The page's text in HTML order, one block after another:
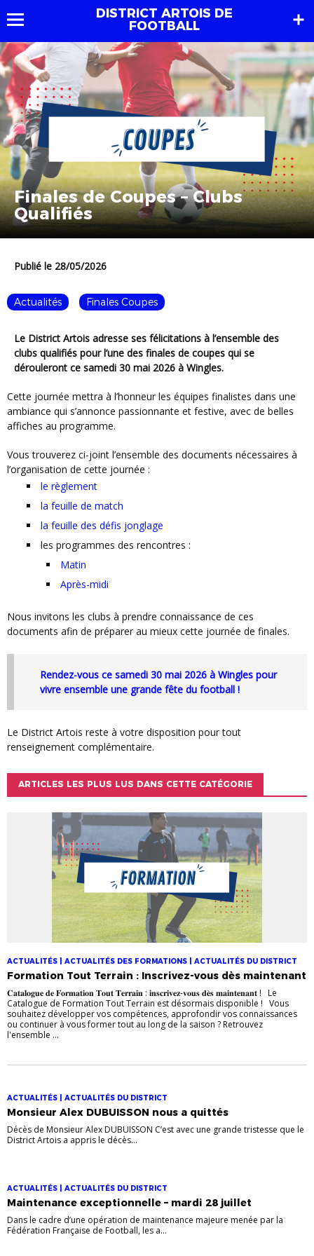
DISTRICT ARTOIS DE
FOOTBALL
Finales de Coupes – Clubs
Qualifiés
Publié le 28/05/2026
Actualités Finales Coupes
Le District Artois adresse ses félicitations à l’ensemble des
clubs qualifiés pour l’une des finales de coupes qui se
dérouleront ce samedi 30 mai 2026 à Wingles.
Cette journée mettra à l’honneur les équipes finalistes dans une
ambiance qui s’annonce passionnante et festive, avec de belles
affiches au programme.
Vous trouverez ci-joint l’ensemble des documents nécessaires à
l’organisation de cette journée :
le règlement
la feuille de match
la feuille des défis jonglage
les programmes des rencontres :
Matin
Après-midi
Nous invitons les clubs à prendre connaissance de ces
documents afin de préparer au mieux cette journée de finales.
Rendez-vous ce samedi 30 mai 2026 à Wingles pour
vivre ensemble une grande fête du football !
Le District Artois reste à votre disposition pour tout
renseignement complémentaire.
ARTICLES LES PLUS LUS DANS CETTE CATÉGORIE
ACTUALITÉS | ACTUALITÉS DES FORMATIONS | ACTUALITÉS DU DISTRICT
Formation Tout Terrain : Inscrivez-vous dès maintenant
𝐂𝐚𝐭𝐚𝐥𝐨𝐠𝐮𝐞 𝐝𝐞 𝐅𝐨𝐫𝐦𝐚𝐭𝐢𝐨𝐧 𝐓𝐨𝐮𝐭 𝐓𝐞𝐫𝐫𝐚𝐢𝐧 : 𝐢𝐧𝐬𝐜𝐫𝐢𝐯𝐞𝐳-𝐯𝐨𝐮𝐬 𝐝𝐞̀𝐬 𝐦𝐚𝐢𝐧𝐭𝐞𝐧𝐚𝐧𝐭 ! Le
Catalogue de Formation Tout Terrain est désormais disponible ! Vous
souhaitez développer vos compétences, approfondir vos connaissances
ou continuer à vous former tout au long de la saison ? Retrouvez
l'ensemble ...
ACTUALITÉS | ACTUALITÉS DU DISTRICT
Monsieur Alex DUBUISSON nous a quittés
Décès de Monsieur Alex DUBUISSON C’est avec une grande tristesse que le
District Artois a appris le décès...
ACTUALITÉS | ACTUALITÉS DU DISTRICT
Maintenance exceptionnelle – mardi 28 juillet
Dans le cadre d’une opération de maintenance majeure menée par la
Fédération Française de Football, les a...